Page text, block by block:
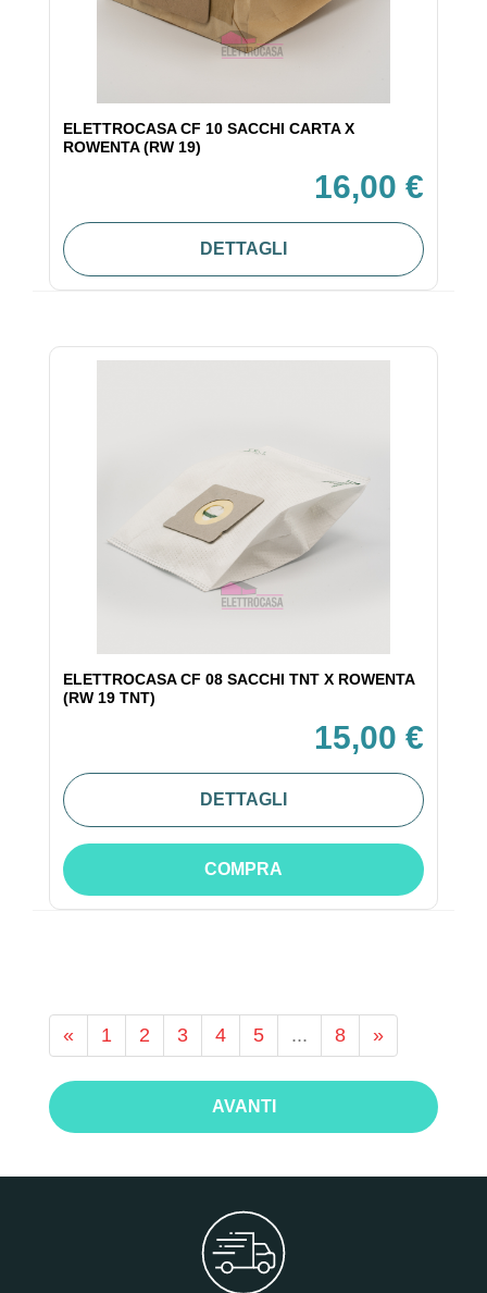
ELETTROCASA CF 10 SACCHI CARTA X
ROWENTA (RW 19)
16,00 €
DETTAGLI
ELETTROCASA CF 08 SACCHI TNT X ROWENTA
(RW 19 TNT)
15,00 €
DETTAGLI
COMPRA
« 1 2 3 4 5 ... 8 »
AVANTI